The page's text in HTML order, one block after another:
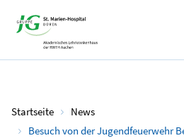
Startseite
News
Besuch von der Jugendfeuerwehr